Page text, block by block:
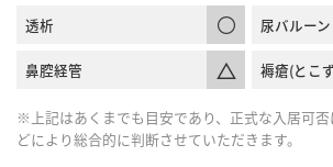
透析 尿バルーン
鼻腔経管 褥瘡(とこ
※上記はあくまでも目安であり、正式な入居可
どにより総合的に判断させていただきます。